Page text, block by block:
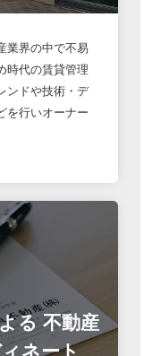
業界の中で不易
時代の賃貸管理
ンドや技術・デ
を行いオーナー
る不動産
ネート